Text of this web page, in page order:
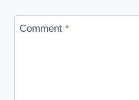
Comment *